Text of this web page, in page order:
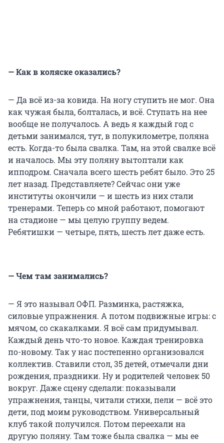
— Как в коляске оказались?
— Да всё из-за ковида. На ногу ступить не мог. Она
как чужая была, болталась, и всё. Ступать на нее
вообще не получалось. А ведь я каждый год с
детьми занимался, тут, в полукилометре, поляна
есть. Когда-то была свалка. Там, на этой свалке всё
и началось. Мы эту поляну вытоптали как
ипподром. Сначала всего шесть ребят было. Это 25
лет назад. Представляете? Сейчас они уже
институты окончили — и шесть из них стали
тренерами. Теперь со мной работают, помогают
на стадионе — мы целую группу ведем.
Ребятишки — четыре, пять, шесть лет даже есть.
— Чем там занимались?
— Я это называл ОФП. Разминка, растяжка,
силовые упражнения. А потом подвижные игры: с
мячом, со скакалками. Я всё сам придумывал.
Каждый день что-то новое. Каждая тренировка
по-новому. Так у нас постепенно организовался
коллектив. Ставили стол, 35 детей, отмечали дни
рождения, праздники. Ну и родителей человек 50
вокруг. Даже сцену сделали: показывали
упражнения, танцы, читали стихи, пели — всё это
дети, под моим руководством. Универсальный
клуб такой получился. Потом переехали на
другую поляну. Там тоже была свалка — мы ее